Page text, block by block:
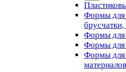
Формы для
Формы для
Формы для
Формы для
материалов